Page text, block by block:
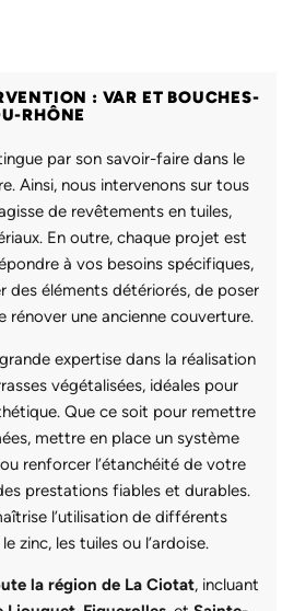
: VAR ET BOUCHES-
RHÔNE
par son savoir-faire dans le
Ainsi, nous intervenons sur tous
de revêtements en tuiles,
En outre, chaque projet est
à vos besoins spécifiques,
des éléments détériorés, de poser
rénover une ancienne couverture.
expertise dans la réalisation
végétalisées, idéales pour
Que ce soit pour remettre
mettre en place un système
renforcer l’étanchéité de votre
prestations fiables et durables.
l’utilisation de différents
zinc, les tuiles ou l’ardoise.
la région de La Ciotat, incluant